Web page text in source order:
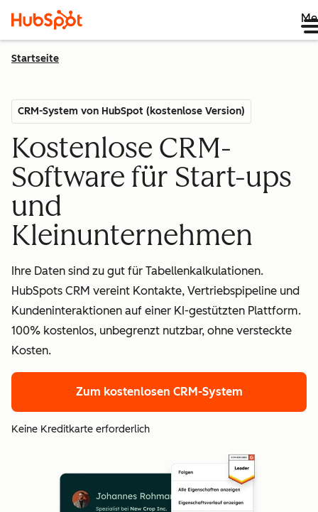
Startseite
CRM-System von HubSpot (kostenlose Version)
Kostenlose CRM-
Software für Start-ups
und
Kleinunternehmen
Ihre Daten sind zu gut für Tabellenkalkulationen.
HubSpots CRM vereint Kontakte, Vertriebspipeline und
Kundeninteraktionen auf einer KI-gestützten Plattform.
100% kostenlos, unbegrenzt nutzbar, ohne versteckte
Kosten.
Zum kostenlosen CRM-System
Keine Kreditkarte erforderlich